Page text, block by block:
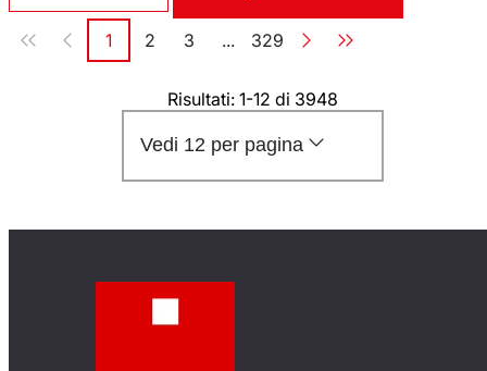
Paginazione
Pagina
1 Pagina
2 Pagina
3 ... Pagina
329
Risultati: 1-12 di 3948
Vedi 12 per pagina